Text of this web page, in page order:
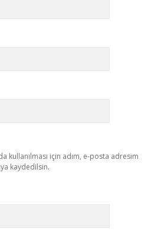
kullanılması için adım, e-posta adresim
kaydedilsin.